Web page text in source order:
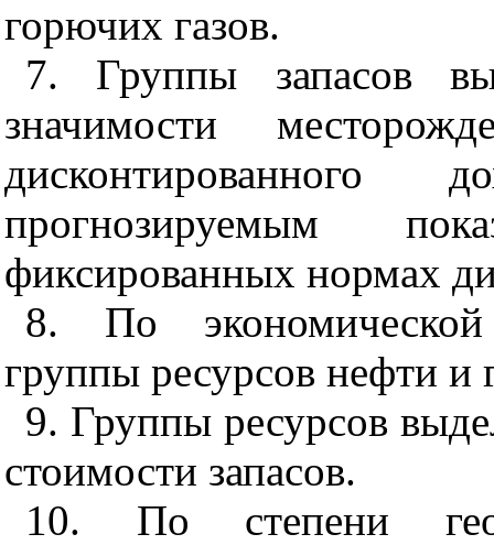
горючих газов.
7. Группы запасов
значимости
дисконтированного
прогнозируемым
фиксированных нормах
8. По экономической
группы ресурсов нефти и
9. Группы ресурсов
стоимости запасов.
10. По степени